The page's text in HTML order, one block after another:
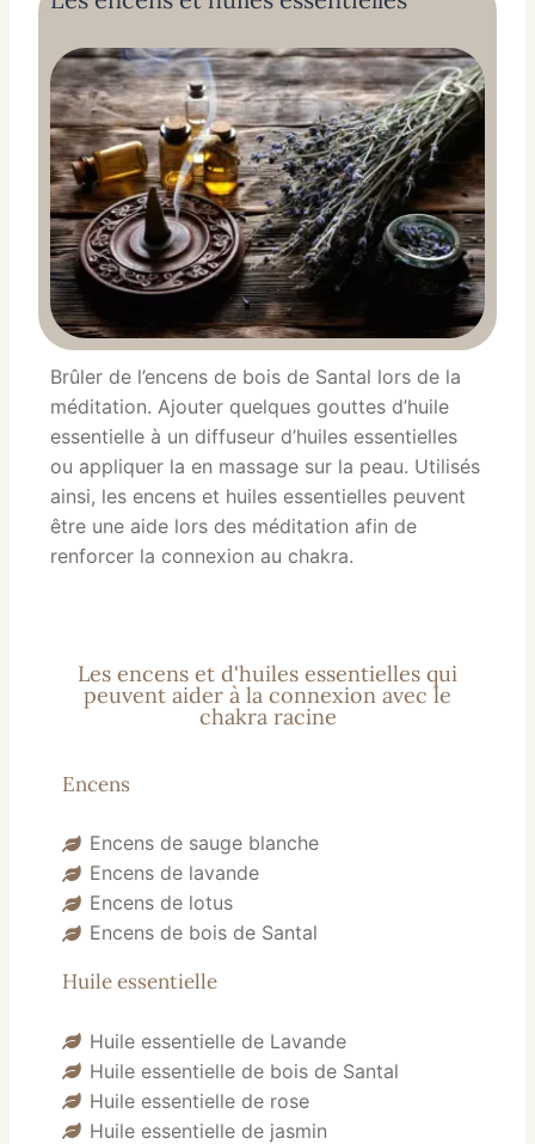
Brûler de l’encens de bois de Santal lors de la
méditation. Ajouter quelques gouttes d’huile
essentielle à un diffuseur d’huiles essentielles
ou appliquer la en massage sur la peau. Utilisés
ainsi, les encens et huiles essentielles peuvent
être une aide lors des méditation afin de
renforcer la connexion au chakra.
Les encens et d'huiles essentielles qui
peuvent aider à la connexion avec le
chakra racine
Encens
Encens de sauge blanche
Encens de lavande
Encens de lotus
Encens de bois de Santal
Huile essentielle
Huile essentielle de Lavande
Huile essentielle de bois de Santal
Huile essentielle de rose
Huile essentielle de jasmin